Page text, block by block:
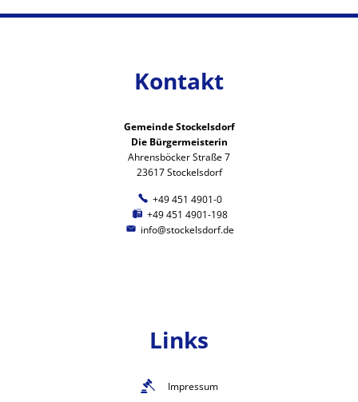
Kontakt
Gemeinde Stockelsdorf
Die Bürgermeisterin
Ahrensböcker Straße 7
23617 Stockelsdorf
+49 451 4901-0
+49 451 4901-198
info@stockelsdorf.de
Links
Impressum